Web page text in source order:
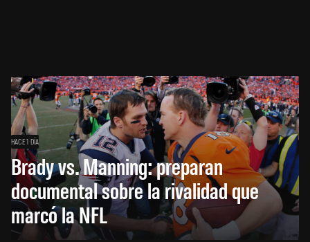
HACE 1 DÍA
Brady vs. Manning: preparan
documental sobre la rivalidad que
marcó la NFL